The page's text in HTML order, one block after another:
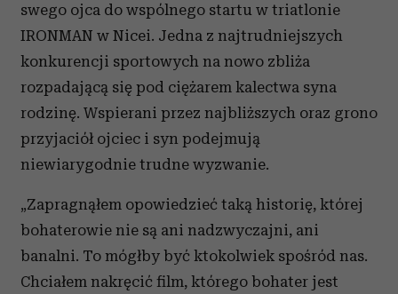
swego ojca do wspólnego startu w triatlonie
IRONMAN w Nicei. Jedna z najtrudniejszych
konkurencji sportowych na nowo zbliża
rozpadającą się pod ciężarem kalectwa syna
rodzinę. Wspierani przez najbliższych oraz grono
przyjaciół ojciec i syn podejmują
niewiarygodnie trudne wyzwanie.
„Zapragnąłem opowiedzieć taką historię, której
bohaterowie nie są ani nadzwyczajni, ani
banalni. To mógłby być ktokolwiek spośród nas.
Chciałem nakręcić film, którego bohater jest